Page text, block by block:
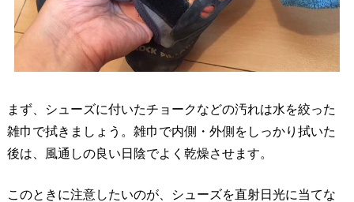
まず、シューズに付いたチョークなどの汚れは水を絞った
雑巾で拭きましょう。雑巾で内側・外側をしっかり拭いた
後は、風通しの良い日陰でよく乾燥させます。
このときに注意したいのが、シューズを直射日光に当てな